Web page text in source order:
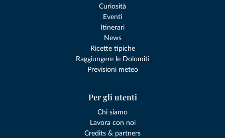
Curiosità
Eventi
Itinerari
News
Ricette tipiche
Raggiungere le Dolomiti
Previsioni meteo
Per gli utenti
Chi siamo
Lavora con noi
Credits & partners